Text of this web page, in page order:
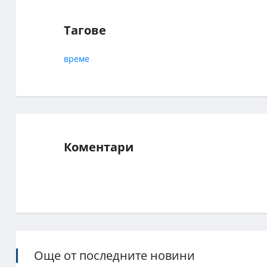
Тагове
време
Коментари
Още от последните новини